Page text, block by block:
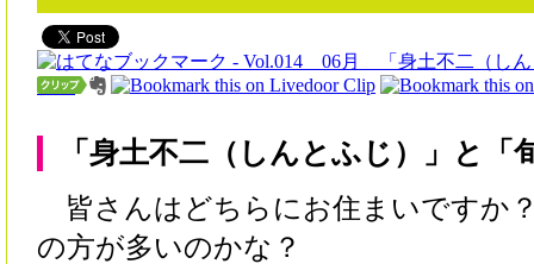
「身土不二（しんとふじ）」と「
皆さんはどちらにお住まいですか
の方が多いのかな？